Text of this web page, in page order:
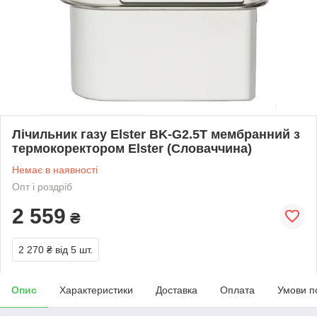
Лічильник газу Elster BK-G2.5Т мембранний з
термокоректором Elster (Словаччина)
Немає в наявності
Опт і роздріб
2 559 ₴
2 270 ₴ від 5 шт.
Опис Характеристики Доставка Оплата Умови